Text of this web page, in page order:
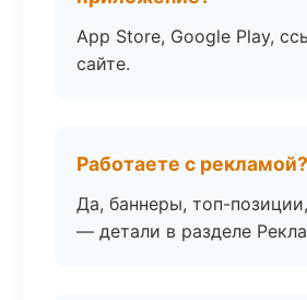
App Store, Google Play,
сайте.
Работаете с рекламой?
Да, баннеры, топ-
— детали в разделе